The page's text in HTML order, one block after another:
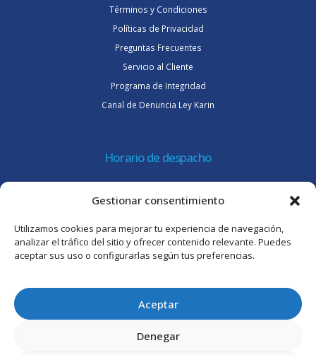
Gestionar consentimiento
Utilizamos cookies para mejorar tu experiencia de navegación,
analizar el tráfico del sitio y ofrecer contenido relevante. Puedes
aceptar sus uso o configurarlas según tus preferencias.
Aceptar
Denegar
Términos y Condiciones
Políticas de Privacidad
Preguntas Frecuentes
Servicio al Cliente
Programa de Integridad
Canal de Denuncia Ley Karin
Horario de despacho
Viernes 8:30 a 15:30 hrs.
Atención al cliente